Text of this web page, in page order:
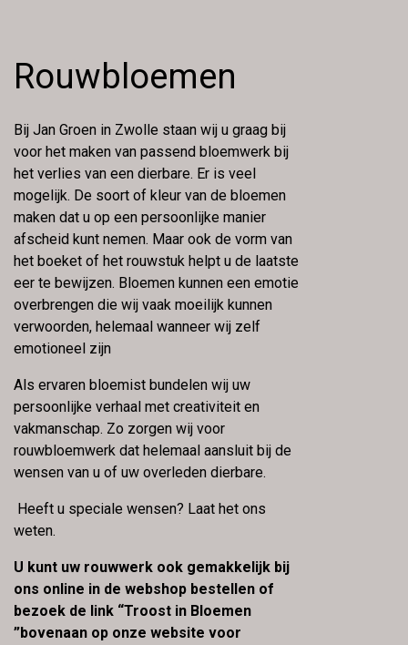
Rouwbloemen
Bij Jan Groen in Zwolle staan wij u graag bij
voor het maken van passend bloemwerk bij
het verlies van een dierbare. Er is veel
mogelijk. De soort of kleur van de bloemen
maken dat u op een persoonlijke manier
afscheid kunt nemen. Maar ook de vorm van
het boeket of het rouwstuk helpt u de laatste
eer te bewijzen. Bloemen kunnen een emotie
overbrengen die wij vaak moeilijk kunnen
verwoorden, helemaal wanneer wij zelf
emotioneel zijn
Als ervaren bloemist bundelen wij uw
persoonlijke verhaal met creativiteit en
vakmanschap. Zo zorgen wij voor
rouwbloemwerk dat helemaal aansluit bij de
wensen van u of uw overleden dierbare.
Heeft u speciale wensen? Laat het ons
weten.
U kunt uw rouwwerk ook gemakkelijk bij
ons online in de webshop bestellen of
bezoek de link “Troost in Bloemen
”bovenaan op onze website voor